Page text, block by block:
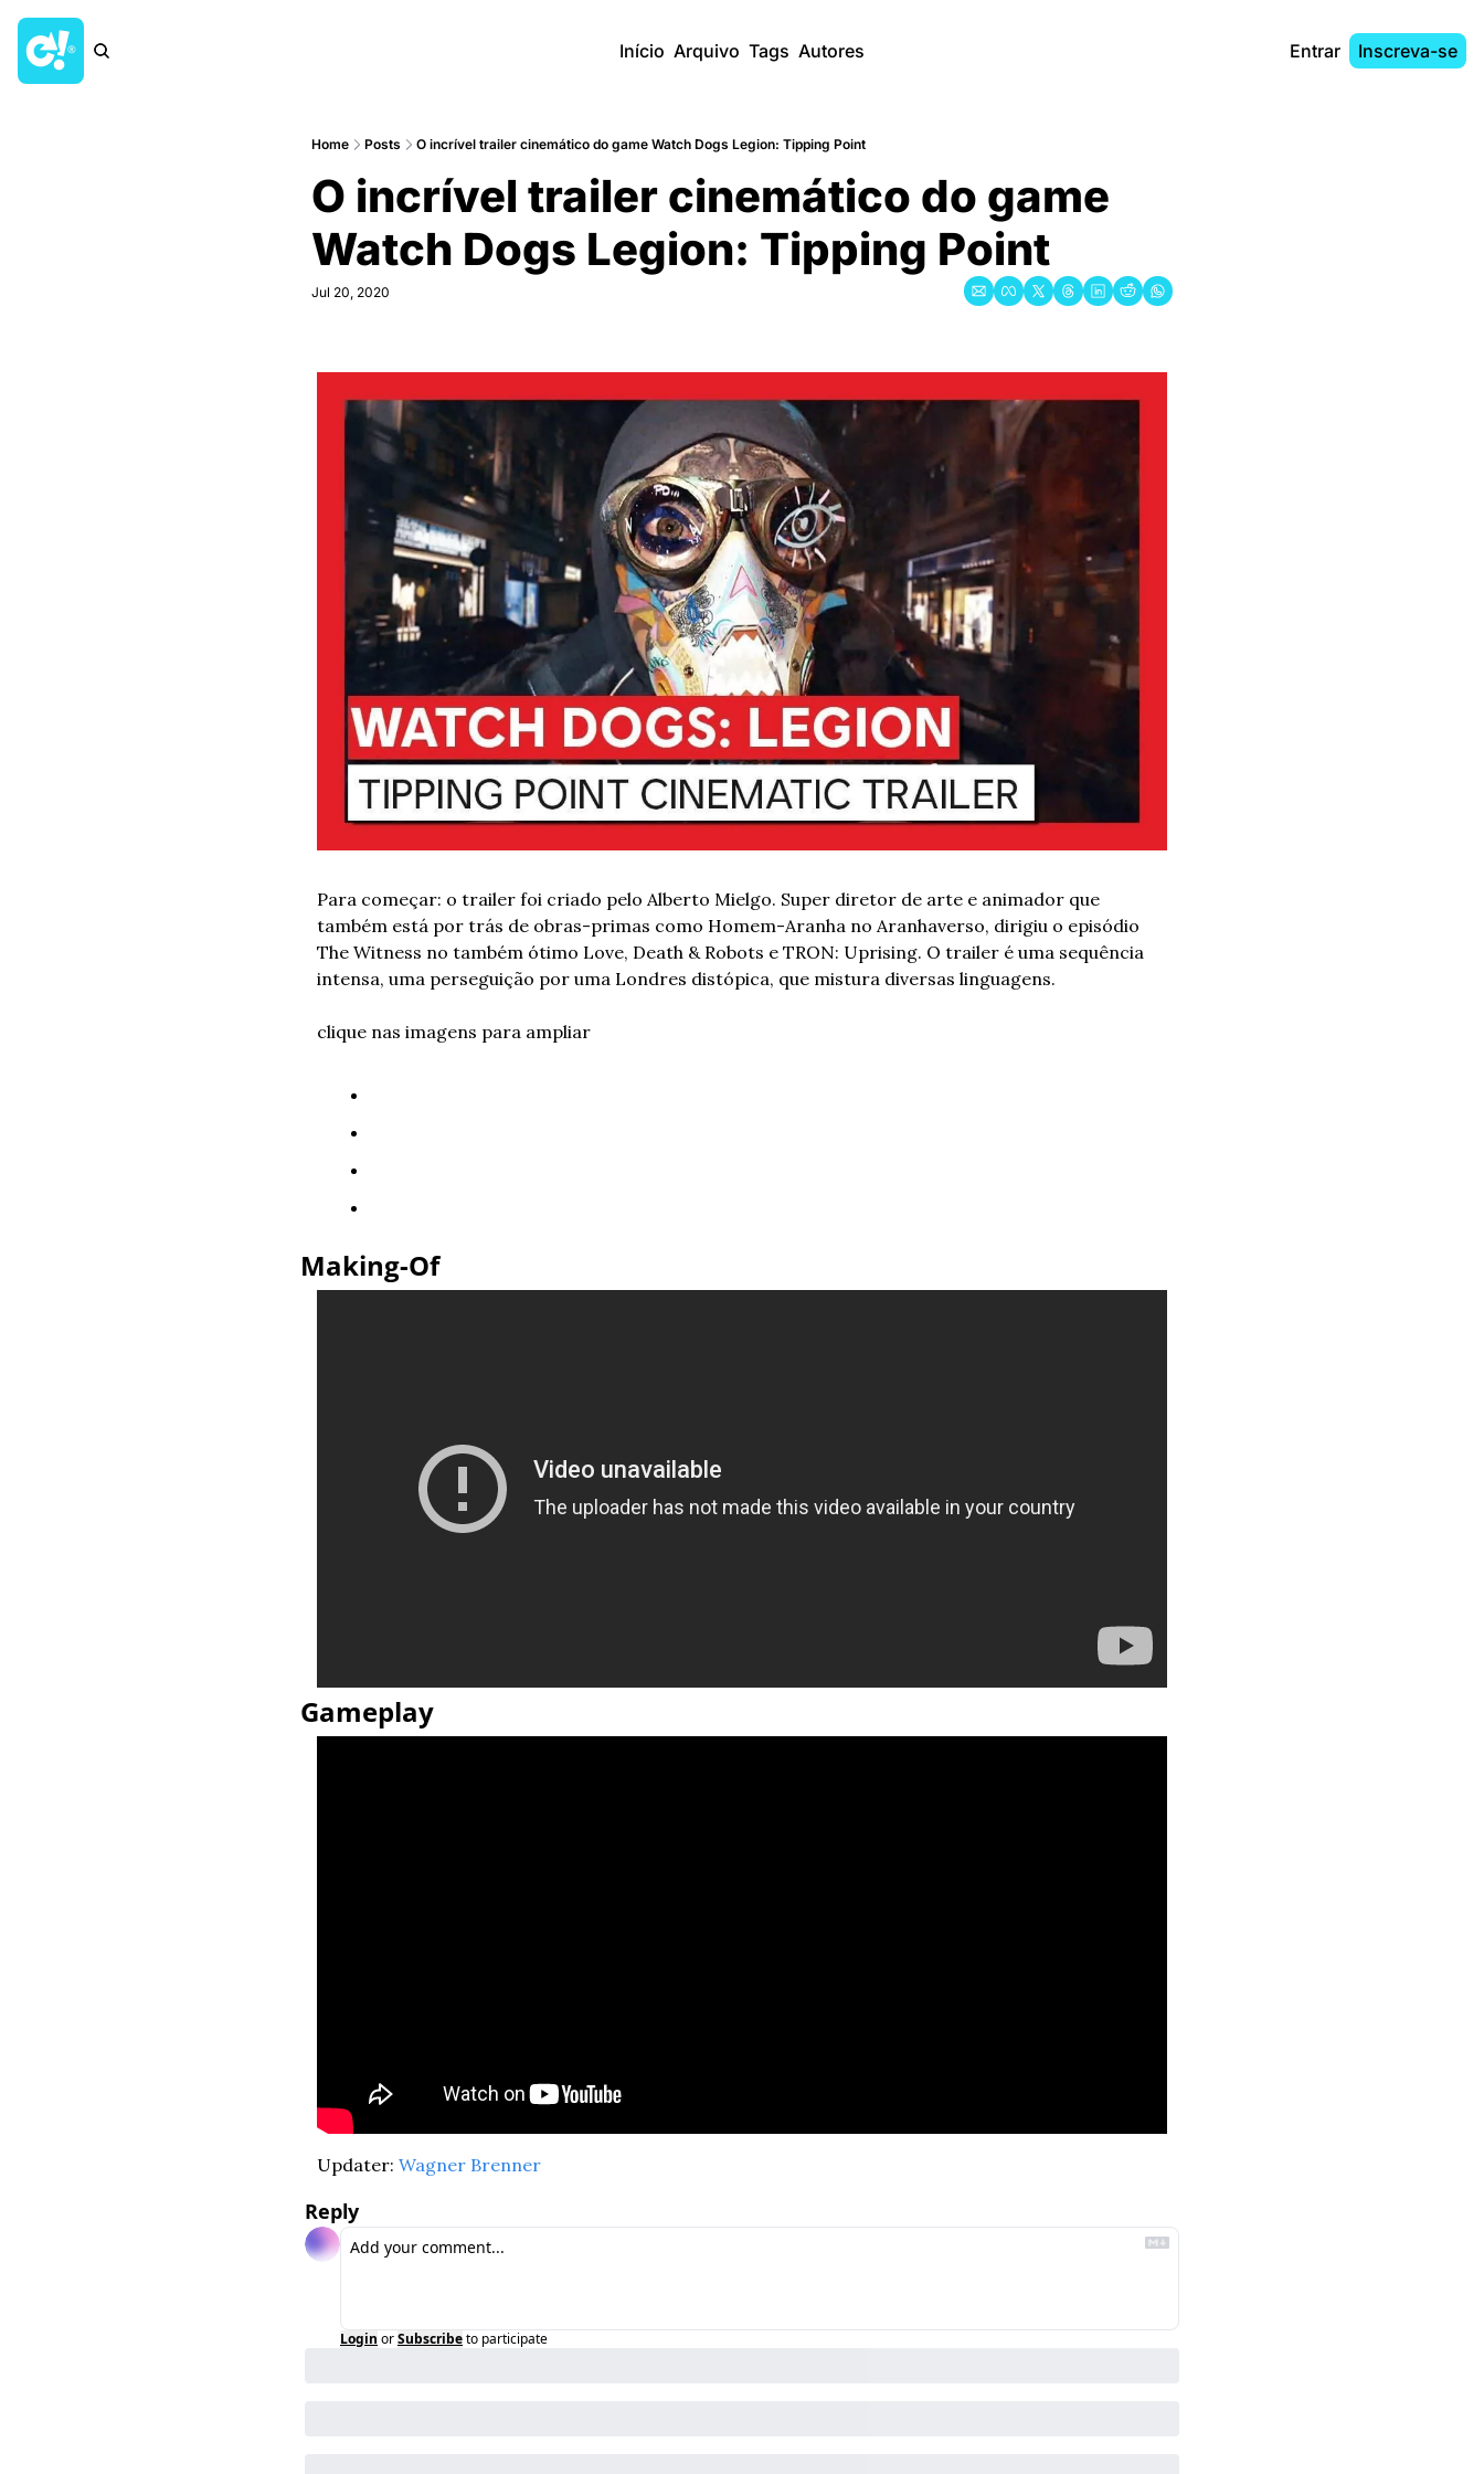
Início Arquivo Tags Autores Entrar Inscreva-se
Home Posts O incrível trailer cinemático do game Watch Dogs Legion: Tipping Point
O incrível trailer cinemático do game
Watch Dogs Legion: Tipping Point
Jul 20, 2020
Para começar: o trailer foi criado pelo Alberto Mielgo. Super diretor de arte e animador que
também está por trás de obras-primas como Homem-Aranha no Aranhaverso, dirigiu o episódio
The Witness no também ótimo Love, Death & Robots e TRON: Uprising. O trailer é uma sequência
intensa, uma perseguição por uma Londres distópica, que mistura diversas linguagens.
clique nas imagens para ampliar
Making-Of
Gameplay
Updater: Wagner Brenner
Reply
Login orSubscribeto participate